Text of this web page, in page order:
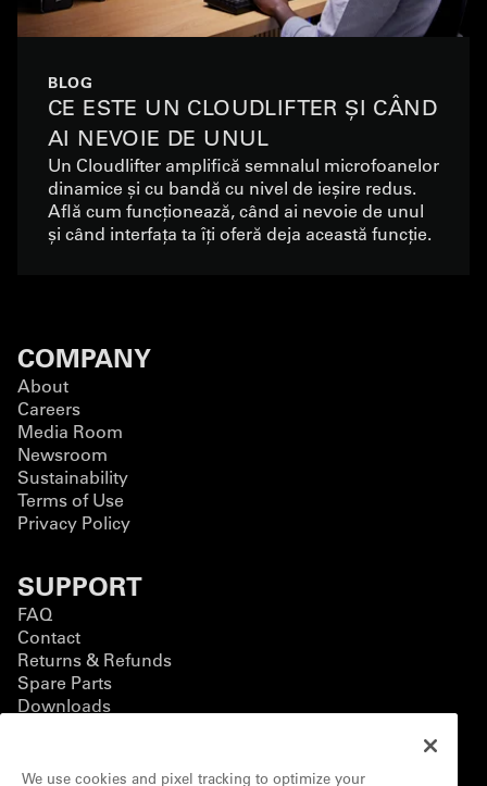
BLOG
CE ESTE UN CLOUDLIFTER ȘI CÂND
AI NEVOIE DE UNUL
Un Cloudlifter amplifică semnalul microfoanelor
dinamice și cu bandă cu nivel de ieșire redus.
Află cum funcționează, când ai nevoie de unul
și când interfața ta îți oferă deja această funcție.
COMPANY
About
Careers
Media Room
Newsroom
Sustainability
Terms of Use
Privacy Policy
SUPPORT
FAQ
Contact
Returns & Refunds
Spare Parts
Downloads
BUSINESS
We use cookies and pixel tracking to optimize your